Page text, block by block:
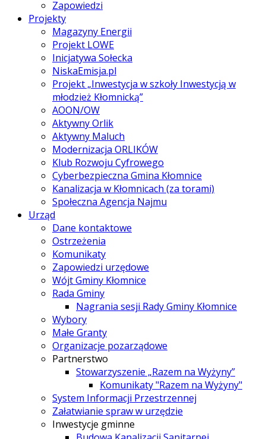
Zapowiedzi
Projekty
Magazyny Energii
Projekt LOWE
Inicjatywa Sołecka
NiskaEmisja.pl
Projekt „Inwestycja w szkoły Inwestycją w
młodzież Kłomnicką”
AOON/OW
Aktywny Orlik
Aktywny Maluch
Modernizacja ORLIKÓW
Klub Rozwoju Cyfrowego
Cyberbezpieczna Gmina Kłomnice
Kanalizacja w Kłomnicach (za torami)
Społeczna Agencja Najmu
Urząd
Dane kontaktowe
Ostrzeżenia
Komunikaty
Zapowiedzi urzędowe
Wójt Gminy Kłomnice
Rada Gminy
Nagrania sesji Rady Gminy Kłomnice
Wybory
Małe Granty
Organizacje pozarządowe
Partnerstwo
Stowarzyszenie „Razem na Wyżyny”
Komunikaty "Razem na Wyżyny"
System Informacji Przestrzennej
Załatwianie spraw w urzędzie
Inwestycje gminne